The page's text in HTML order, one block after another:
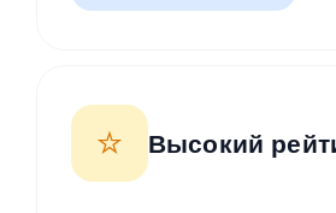
⭐ Высокий